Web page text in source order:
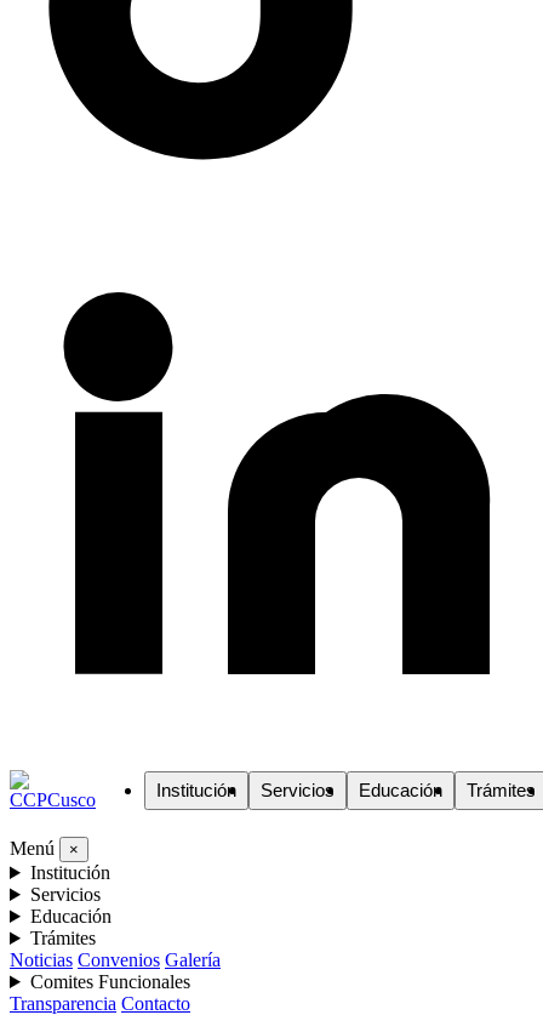
Institución Servicios Educación Trámites
Menú ×
Institución
Servicios
Educación
Trámites
Noticias Convenios Galería
Comites Funcionales
Transparencia Contacto